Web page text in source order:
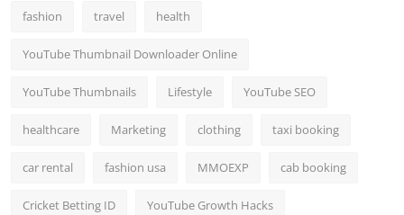
fashion travel health
YouTube Thumbnail Downloader Online
YouTube Thumbnails Lifestyle YouTube SEO
healthcare Marketing clothing taxi booking
car rental fashion usa MMOEXP cab booking
Cricket Betting ID YouTube Growth Hacks